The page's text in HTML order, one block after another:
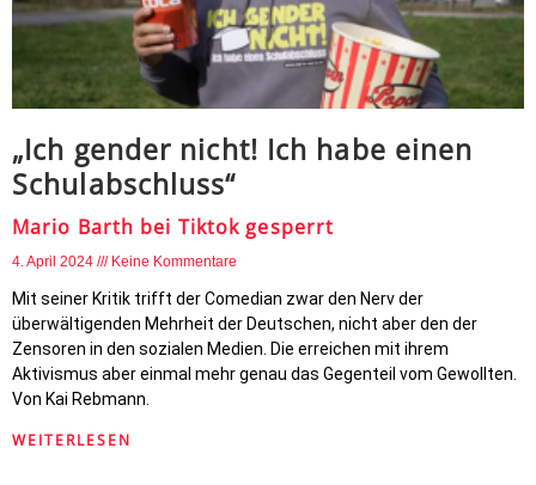
„Ich gender nicht! Ich habe einen
Schulabschluss“
Mario Barth bei Tiktok gesperrt
4. April 2024 Keine Kommentare
Mit seiner Kritik trifft der Comedian zwar den Nerv der
überwältigenden Mehrheit der Deutschen, nicht aber den der
Zensoren in den sozialen Medien. Die erreichen mit ihrem
Aktivismus aber einmal mehr genau das Gegenteil vom Gewollten.
Von Kai Rebmann.
WEITERLESEN